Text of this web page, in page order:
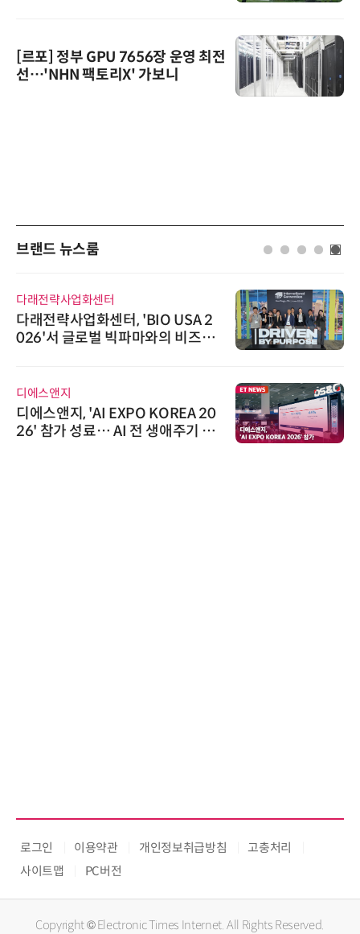
[르포] 정부 GPU 7656장 운영 최전
선…'NHN 팩토리X' 가보니
브랜드 뉴스룸
다래전략사업화센터
다래전략사업화센터, 'BIO USA 2
026'서 글로벌 빅파마와의 비즈니
디에스앤지
디에스앤지, 'AI EXPO KOREA 20
26' 참가 성료… AI 전 생애주기 아
로그인 이용약관 개인정보취급방침
고충처리
사이트맵
PC버전
Copyright © Electronic Times Internet. All Rights Reserved.